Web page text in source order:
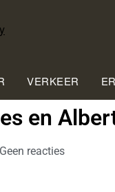
VERKEER
en
Geen reacties